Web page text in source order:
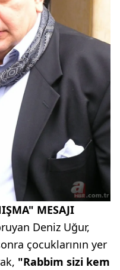
MESAJI
Deniz Uğur,
çocuklarının yer
"Rabbim sizi kem